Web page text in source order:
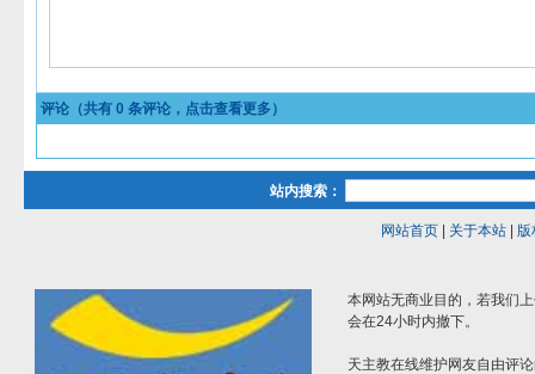
评论（共有 0 条评论，点击查看更多）
站内搜索：
网站首页| 关于本站| 版
本网站无商业目的，若我们
会在24小时内撤下。
天主教在线维护网友自由评